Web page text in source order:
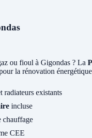
ou fioul à Gigondas ? La
la rénovation
radiateurs existants
incluse
chauffage
CEE